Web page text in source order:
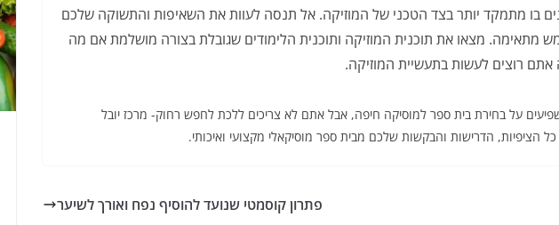
בו מתמקד יותר בצד הטכני של המוזיקה. אל תנסה לעוות את השאיפות והתשוקה שלכם
מתאימה. מצאו את תוכנית המוזיקה ותוכנית הלימודים שגובלת בצורה מושלמת אם מה
רוצים לעשות בתעשיית המוזיקה.
על בחירת בית ספר למוסיקה חיפה, אבל אתם לא צריכים ללכת לחפש רחוק- מרכז יובל
הציפיות, הדרישות והבקשות שלכם מבית ספר מוסיקאלי מקצועי ואיכותי.
פתרון קוסמטי שנועד להוסיף נפח ואורך לשיער